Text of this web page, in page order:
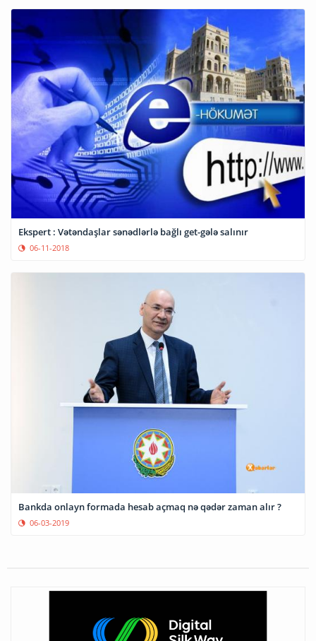
Ekspert : Vətəndaşlar sənədlərlə bağlı get-gələ salınır
06-11-2018
Bankda onlayn formada hesab açmaq nə qədər zaman alır ?
06-03-2019